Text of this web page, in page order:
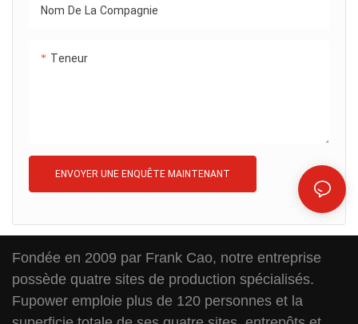
Nom De La Compagnie
Teneur
ENVOYER UNE ENQUÊTE MAINTENANT
Fondée en 2009 par Frank Cao, notre entreprise
possède quatre sites de production spécialisés.
Fupower emploie plus de 120 personnes et la